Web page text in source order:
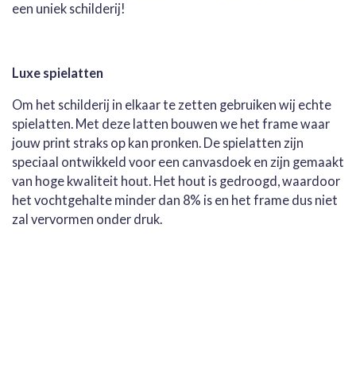
een uniek schilderij!
Luxe spielatten
Om het schilderij in elkaar te zetten gebruiken wij echte
spielatten. Met deze latten bouwen we het frame waar
jouw print straks op kan pronken. De spielatten zijn
speciaal ontwikkeld voor een canvasdoek en zijn gemaakt
van hoge kwaliteit hout. Het hout is gedroogd, waardoor
het vochtgehalte minder dan 8% is en het frame dus niet
zal vervormen onder druk.